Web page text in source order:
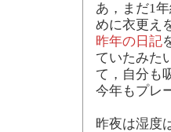
あ，まだ1
めに衣更え
昨年の日記
ていたみた
て，自分も
今年もプレ
昨夜は湿度